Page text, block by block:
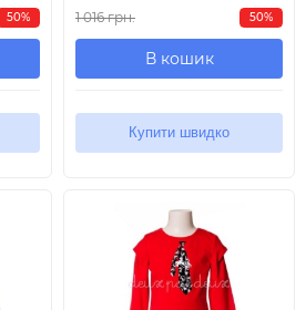
50% 1 016 грн. 50%
В кошик
Купити швидко